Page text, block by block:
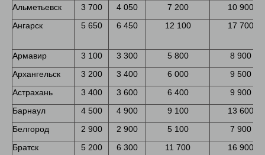
Альметьевск 3 700 4 050 7 200
10 900
Ангарск
5 650 6 450 12 100 17 700
Армавир 3 100 3 300 5 800
8 900
Архангельск
3 200 3 400 6 000
9 500
Астрахань
3 400 3 600 6 400
9 900
Барнаул
4 500 4 900 9 100
13 600
Белгород
2 900 2 900 5 100
7 900
Братск
5 200 6 300 11 700 16 900